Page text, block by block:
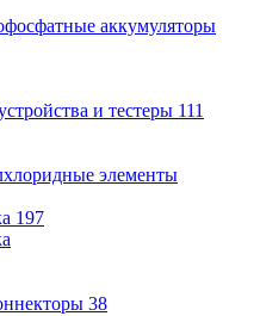
аккумуляторы
и тестеры 111
элементы
197
38